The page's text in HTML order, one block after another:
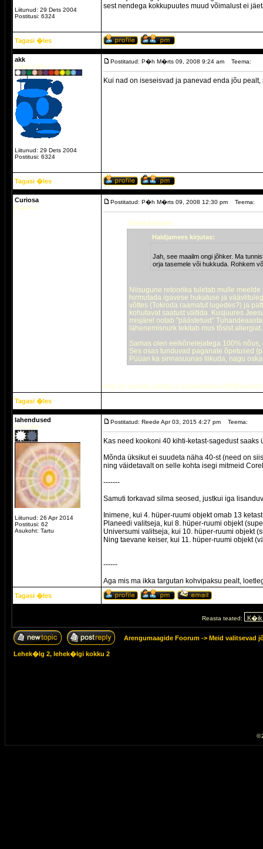
Liitunud: 29 Dets 2004
Postitusi: 6324
sest nendega kokkupuutes muud võimalust ei
Tagasi �les
akk
Indigo päike.
Liitunud: 29 Dets 2004
Postitusi: 6324
Postitatud: P�h M�rts 09, 2008 9:24 am Teema:
Kui nad on iseseisvad ja panevad enda jõu
Tagasi �les
Curiosa
K�laline
Postitatud: P�h M�rts 09, 2008 12:30 pm Teema:
Opsis kirjutas:
Haldjamees kirjutas:
Jah, see maailm ongi jõhker. Ma
orja tasemele või hukkuda. Rohkem
Niisugune retoorika tuletab mulle
hirmutada igavese hukatuse ja
võttes (Tokroda raamatut lugedes?) ja
kohutavat saatust vältida. Kusjuures
misjärel ootab "päästetuid"
lähenemisnurk tekitab mus tõsist allergiat.
Samas olen eelkõnelejatega 100%
Ses osas tunduvad paganate õpetused
Püüan ka sinnasuunas liikuda, nagu
hea on lugeda arukat ja tasakaalukat
Tagasi �les
lahendused
Hall päike
Liitunud: 26 Apr 2014
Postitusi: 62
Asukoht: Tartu
Postitatud: Reede Apr 03, 2015 4:27 pm Teema:
Kas need kookoni 40 kihti-ketast-sagedust
Mõnda üksikut ei suudeta näha 40-st (need on
ning väidetavalt on selle kohta isegi mitmeid
-------
Samuti torkavad silma seosed, justkui iga
Inimene, kui 4. hüper-ruumi objekt omab 13
Planeedi valitseja, kui 8. hüper-ruumi objekt
Universumi valitseja, kui 10. hüper-ruumi objekt
Ning taevane keiser, kui 11. hüper-ruumi objekt
------
Aga mis ma ikka targutan kohvipaksu pealt,
Tagasi �les
Reasta teated:
Arengumaagide Foorum -> Meid valitsevad
Lehek�lg 2, lehek�lgi kokku 2
©